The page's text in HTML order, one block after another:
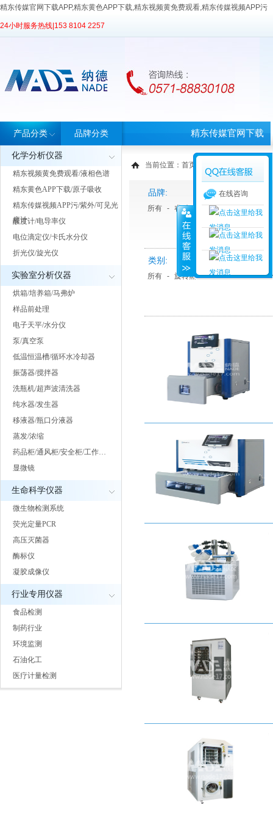
精东传媒官网下载APP,精东黄色APP下载,精东视频黄免费观看,精东传媒视频APP污
24小时服务热线| 153 8104 2257
产品分类
化学分析仪器
精东视频黄免费观看/液相色谱
精东黄色APP下载/原子吸收
精东传媒视频APP污/紫外/可见光
度计
酸度计/电导率仪
电位滴定仪/卡氏水分仪
折光仪/旋光仪
实验室分析仪器
烘箱/培养箱/马弗炉
样品前处理
电子天平/水分仪
泵/真空泵
低温恒温槽/循环水冷却器
振荡器/搅拌器
洗瓶机/超声波清洗器
纯水器/发生器
移液器/瓶口分液器
蒸发/浓缩
药品柜/通风柜/安全柜/工作…
显微镜
生命科学仪器
微生物检测系统
荧光定量PCR
高压灭菌器
酶标仪
凝胶成像仪
行业专用仪器
食品检测
制药行业
环境监测
石油化工
医疗计量检测
品牌分类 精东传媒官网下载
APP首页
当前位置： 首页
品牌:
所有 - 睿科 - 天美Techcomp
类别:
所有 - 旋转蒸发仪 - 浓缩仪 - 氮
在线咨询